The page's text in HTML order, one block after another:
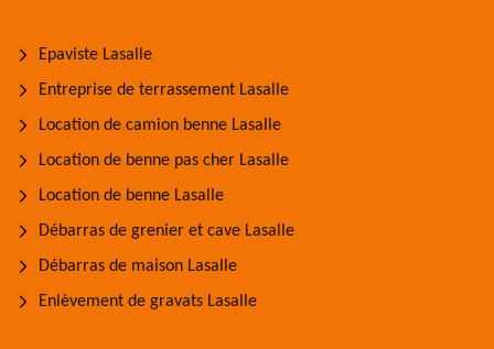
Epaviste Lasalle
Entreprise de terrassement Lasalle
Location de camion benne Lasalle
Location de benne pas cher Lasalle
Location de benne Lasalle
Débarras de grenier et cave Lasalle
Débarras de maison Lasalle
Enlèvement de gravats Lasalle